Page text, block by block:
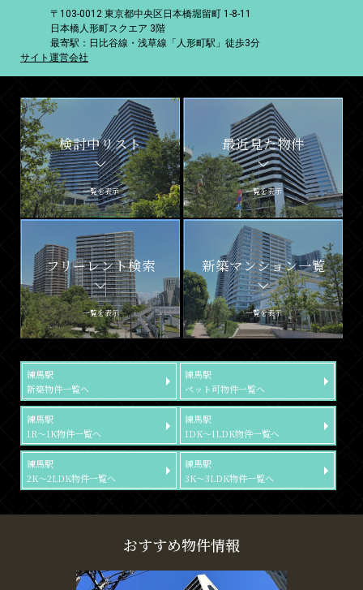
〒103-0012 東京都中央区日本橋堀留町 1-8-11
日本橋人形町スクエア 3階
最寄駅：日比谷線・浅草線「人形町駅」徒歩3分
サイト運営会社
検討中リスト
一覧を表示
最近見た物件
一覧を表示
フリーレント検索
一覧を表示
新築マンション一覧
一覧を表示
練馬駅
新築物件一覧へ
練馬駅
ペット可物件一覧へ
練馬駅
1R～1K物件一覧へ
練馬駅
1DK～1LDK物件一覧へ
練馬駅
2K～2LDK物件一覧へ
練馬駅
3K～3LDK物件一覧へ
おすすめ物件情報